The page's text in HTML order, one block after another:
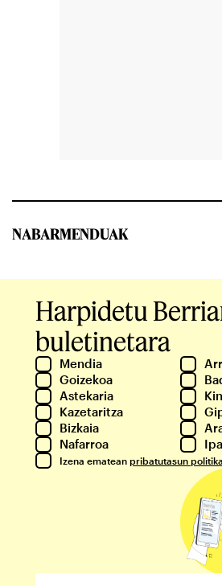
NABARMENDUAK
Harpidetu
buletinetara
Mendia
Goizekoa
Astekaria
Kazetaritza
Bizkaia
Nafarroa
Izena ematean pribatutasun politika